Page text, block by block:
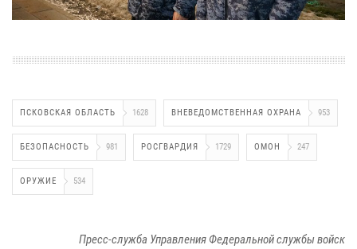
ПСКОВСКАЯ ОБЛАСТЬ 1628 ВНЕВЕДОМСТВЕННАЯ ОХРАНА 953
БЕЗОПАСНОСТЬ 981 РОСГВАРДИЯ 1729 ОМОН 247
ОРУЖИЕ 534
Пресс-служба Управления Федеральной службы войск